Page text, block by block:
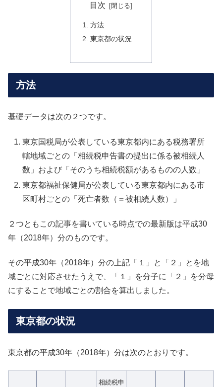
目次
方法
東京都の状況
方法
基礎データは次の２つです。
東京国税局が公表している東京都内にある税務署所
轄地域ごとの「相続税申告書の提出に係る被相続人
数」および「そのうち相続税額があるものの人数」
東京都福祉保健局が公表している東京都内にある市
区町村ごとの「死亡者数（＝被相続人数）」
２つともこの記事を書いている時点での最新版は平成30
年（2018年）分のものです。
その平成30年（2018年）分の上記「１」と「２」とを地
域ごとに対応させたうえで、「１」を分子に「２」を分母
にすることで地域ごとの割合を算出しました。
東京都の状況
東京都の平成30年（2018年）分は次のとおりです。
相続税申